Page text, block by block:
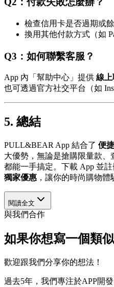
檢查信用卡是否過期或餘
換用其他付款方式（如
Q3：如何聯繫客服？
App 內「幫助中心」提供 線
也可透過官方社交平台（如
5. 總結
PULL&BEAR App 結合了 便
大優勢，無論是搶購限量款、
都能一手搞定。下載 App 並
獨家優惠 ，讓你的時尚購物體
閱讀全文
與我們合作
如果你想寫一個類
歡迎跟我們分享你的想法！
過去5年，我們專注於APP開